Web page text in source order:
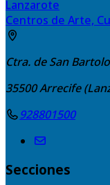
Centros de Arte,
Ctra. de San
35500Arrecife
928801500
Secciones